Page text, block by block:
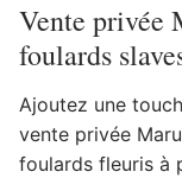
Vente privée
foulards
Ajoutez une
vente privée
foulards fleuris à